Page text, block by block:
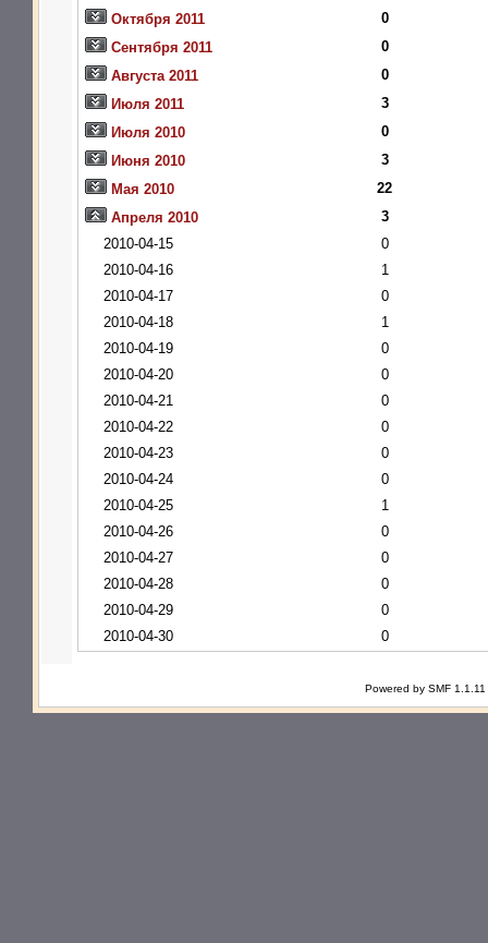
Октября 2011
0
Сентября 2011
0
Августа 2011
0
Июля 2011
3
Июля 2010
0
Июня 2010
3
Мая 2010
22
Апреля 2010
3
2010-04-15
0
2010-04-16
1
2010-04-17
0
2010-04-18
1
2010-04-19
0
2010-04-20
0
2010-04-21
0
2010-04-22
0
2010-04-23
0
2010-04-24
0
2010-04-25
1
2010-04-26
0
2010-04-27
0
2010-04-28
0
2010-04-29
0
2010-04-30
0
Powered by SMF 1.1.11